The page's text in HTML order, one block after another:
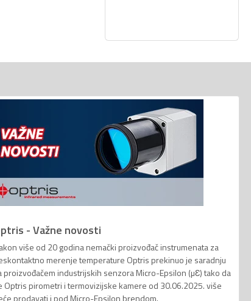
- Važne novosti
više od 20 godina nemački proizvođač instrumenata za
merenje temperature Optris prekinuo je saradnju
proizvođačem industrijskih senzora Micro-Epsilon (µƐ) tako da
Optris pirometri i termovizijske kamere od 30.06.2025. više
prodavati i pod Micro-Epsilon brendom.